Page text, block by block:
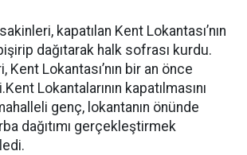
kapatılan Kent Lokantası’nın
dağıtarak halk sofrası kurdu.
Kent Lokantası’nın bir an önce
Lokantalarının kapatılmasını
genç, lokantanın önünde
dağıtımı gerçekleştirmek